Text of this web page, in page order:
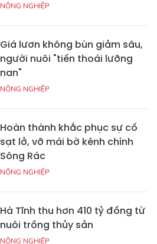
NÔNG NGHIỆP
Giá lươn không bùn giảm sâu,
người nuôi "tiến thoái lưỡng
nan"
NÔNG NGHIỆP
Hoàn thành khắc phục sự cố
sạt lở, vỡ mái bờ kênh chính
Sông Rác
NÔNG NGHIỆP
Hà Tĩnh thu hơn 410 tỷ đồng từ
nuôi trồng thủy sản
NÔNG NGHIỆP